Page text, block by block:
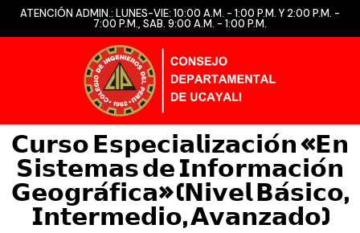
ATENCIÓN ADMIN.: LUNES-VIE: 10:00 A.M. - 1:00 P.M. Y 2:00 P.M. -
7:00 P.M., SAB. 9:00 A.M. - 1:00 P.M.
𝗖𝘂𝗿𝘀𝗼 𝗘𝘀𝗽𝗲𝗰𝗶𝗮𝗹𝗶𝘇𝗮𝗰𝗶𝗼́𝗻 «𝗘𝗻
𝗦𝗶𝘀𝘁𝗲𝗺𝗮𝘀 𝗱𝗲 𝗜𝗻𝗳𝗼𝗿𝗺𝗮𝗰𝗶𝗼́𝗻
𝗚𝗲𝗼𝗴𝗿𝗮́𝗳𝗶𝗰𝗮» (𝗡𝗶𝘃𝗲𝗹 𝗕𝗮́𝘀𝗶𝗰𝗼,
𝗜𝗻𝘁𝗲𝗿𝗺𝗲𝗱𝗶𝗼, 𝗔𝘃𝗮𝗻𝘇𝗮𝗱𝗼)